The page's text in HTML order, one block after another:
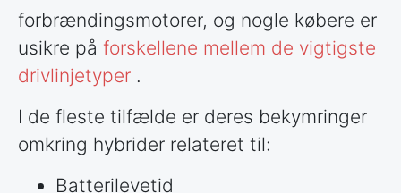
forbrændingsmotorer, og nogle købere er
usikre på forskellene mellem de vigtigste
drivlinjetyper .
I de fleste tilfælde er deres bekymringer
omkring hybrider relateret til:
Batterilevetid